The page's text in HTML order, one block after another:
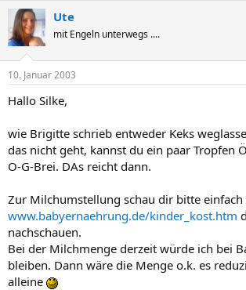
Ute
mit Engeln unterwegs ....
10. Januar 2003
Hallo Silke,
wie Brigitte schrieb entweder Keks
das nicht geht, kannst du ein paar Tropfen
O-G-Brei. DAs reicht dann.
Zur Milchumstellung schau dir bitte einfach
www.babyernaehrung.de/kinder_kost.htm
nachschauen.
Bei der Milchmenge derzeit würde ich bei
bleiben. Dann wäre die Menge o.k. es
alleine